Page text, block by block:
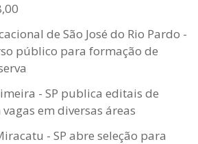
de São José do Rio Pardo -
público para formação de
- SP publica editais de
em diversas áreas
- SP abre seleção para